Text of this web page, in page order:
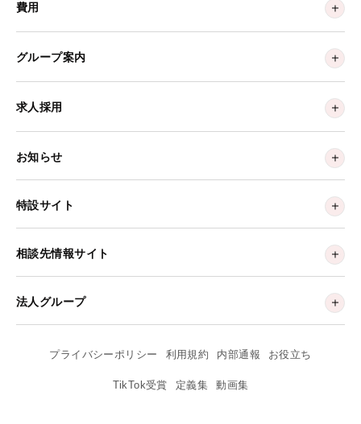
費用
グループ案内
求人採用
お知らせ
特設サイト
相談先情報サイト
法人グループ
プライバシーポリシー 利用規約 内部通報 お役立ち
TikTok受賞 定義集 動画集